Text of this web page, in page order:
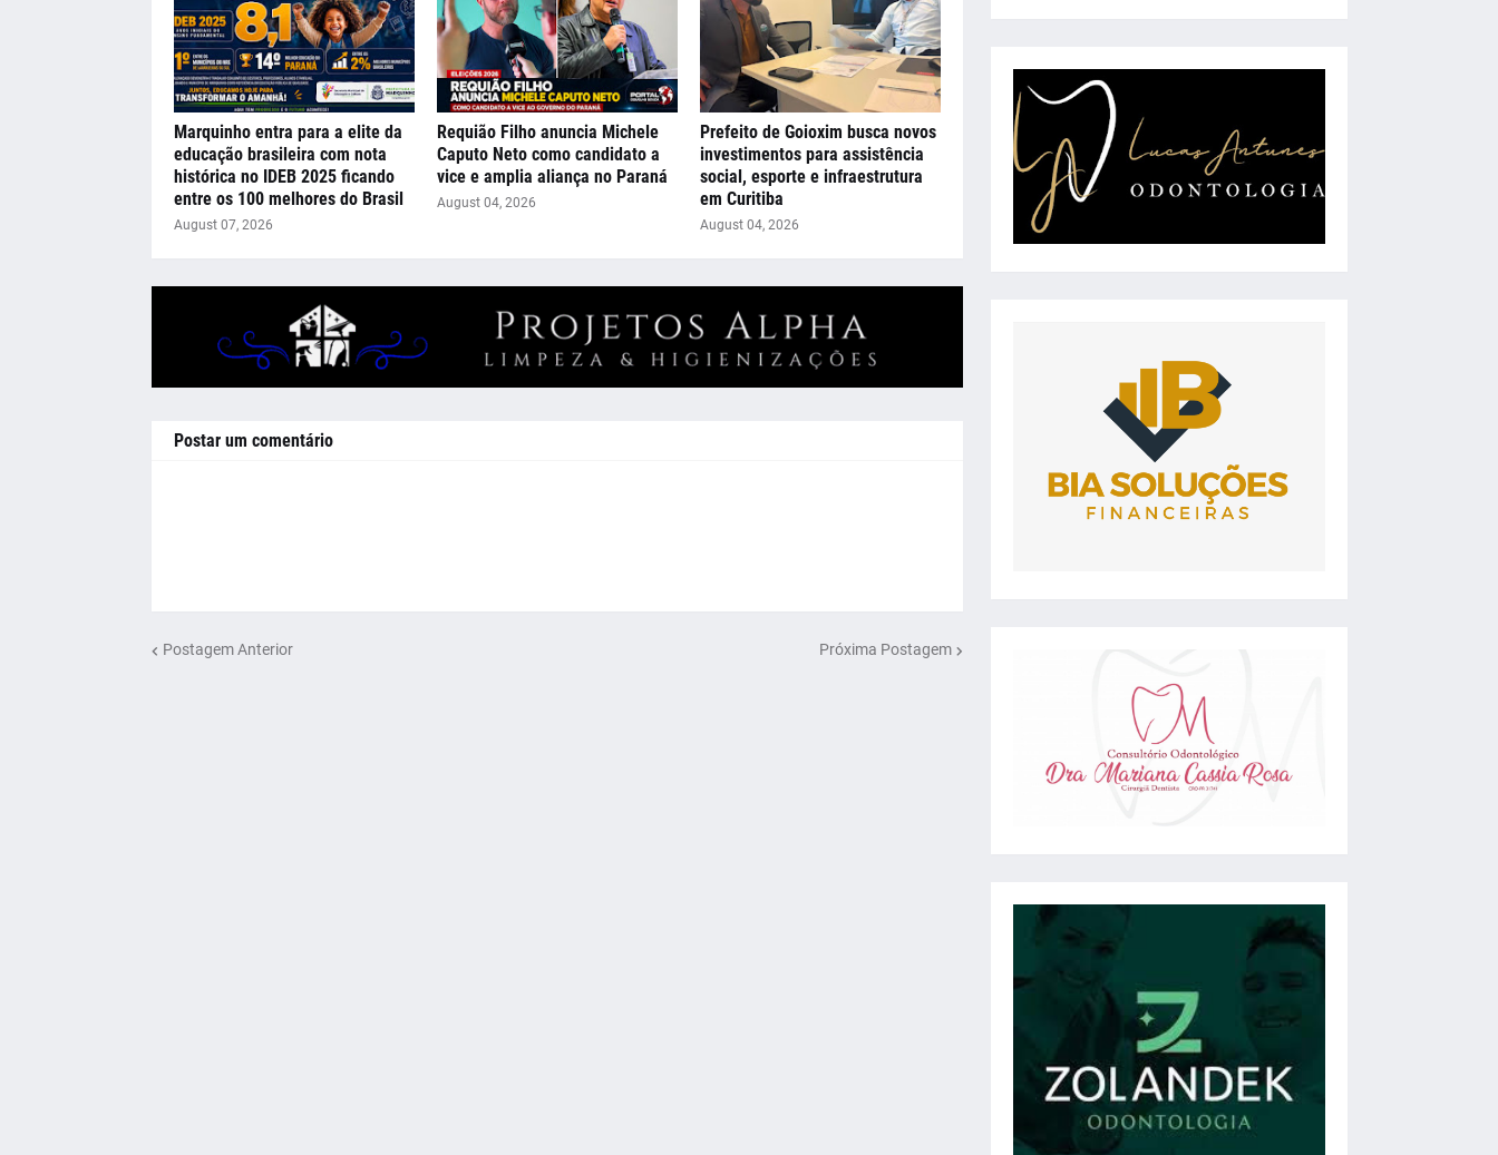
Marquinho entra para a elite da
educação brasileira com nota
histórica no IDEB 2025 ficando
entre os 100 melhores do Brasil
August 07, 2026
Requião Filho anuncia Michele
Caputo Neto como candidato a
vice e amplia aliança no Paraná
August 04, 2026
Prefeito de Goioxim busca novos
investimentos para assistência
social, esporte e infraestrutura
em Curitiba
August 04, 2026
Postar um comentário
Postagem Anterior Próxima Postagem